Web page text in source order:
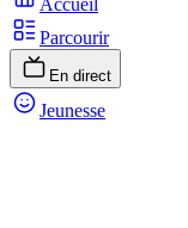
Parcourir
En direct
Jeunesse